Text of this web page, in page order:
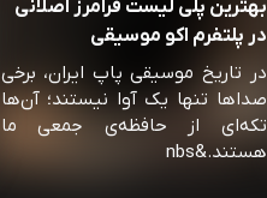
بهترین پلی لیست فرامرز اصلانی
در پلتفرم اکو موسیقی
در تاریخ موسیقی پاپ ایران، برخی
صداها تنها یک آوا نیستند؛ آن‌ها
تکه‌ای از حافظه‌ی جمعی ما
هستند.&nbs